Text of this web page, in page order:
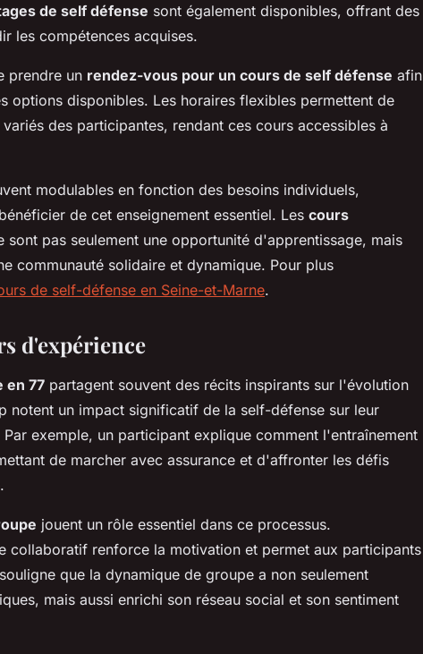
de self défense sont également disponibles, offrant des
les compétences acquises.
prendre un rendez-vous pour un cours de self défense afin
options disponibles. Les horaires flexibles permettent de
des participantes, rendant ces cours accessibles à
modulables en fonction des besoins individuels,
de cet enseignement essentiel. Les cours
sont pas seulement une opportunité d'apprentissage, mais
communauté solidaire et dynamique. Pour plus
de self-défense en Seine-et-Marne.
d'expérience
en 77 partagent souvent des récits inspirants sur l'évolution
notent un impact significatif de la self-défense sur leur
exemple, un participant explique comment l'entraînement
de marcher avec assurance et d'affronter les défis
jouent un rôle essentiel dans ce processus.
collaboratif renforce la motivation et permet aux participants
que la dynamique de groupe a non seulement
mais aussi enrichi son réseau social et son sentiment